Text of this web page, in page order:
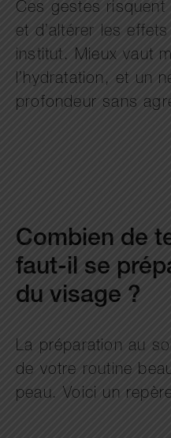
Ces gestes risquent
et d’altérer les
institut. Mieux vaut
l’hydratation, et un
profondeur sans
Combien de
faut-il se
du visage ?
La préparation au
de votre routine
peau. Voici un